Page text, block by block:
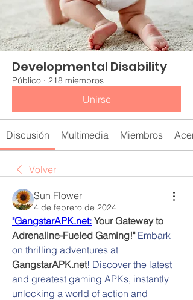
Developmental Disability
Público · 218 miembros
Unirse
Discusión Multimedia Miembros
Volver
Sun Flower
4 de febrero de 2024
"GangstarAPK.net: Your Gateway to
Adrenaline-Fueled Gaming!" Embark
GangstarAPK.net! Discover the latest
and greatest gaming APKs, instantly
unlocking a world of action and